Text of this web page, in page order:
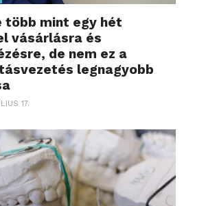
több mint egy hét
vásárlásra és
de nem ez a
legnagyobb
17.